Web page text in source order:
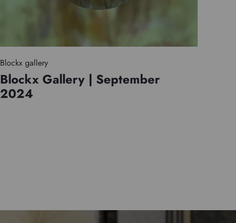
Blockx gallery
Blockx Gallery | September
2024